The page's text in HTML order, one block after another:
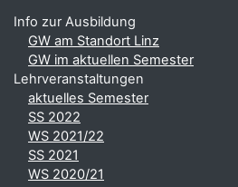
Info zur Ausbildung
GW am Standort Linz
GW im aktuellen Semester
Lehrveranstaltungen
aktuelles Semester
SS 2022
WS 2021/22
SS 2021
WS 2020/21